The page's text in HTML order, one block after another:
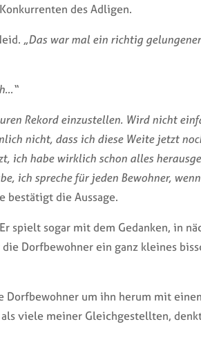
des Adligen.
„Das war mal ein richtig
Rekord einzustellen. Wird nicht
nicht, dass ich diese Weite jetzt
ich habe wirklich schon alles
ich spreche für jeden Bewohner,
bestätigt die Aussage.
sogar mit dem Gedanken, in
Dorfbewohner ein ganz kleines
Dorfbewohner um ihn herum mit
viele meiner Gleichgestellten,